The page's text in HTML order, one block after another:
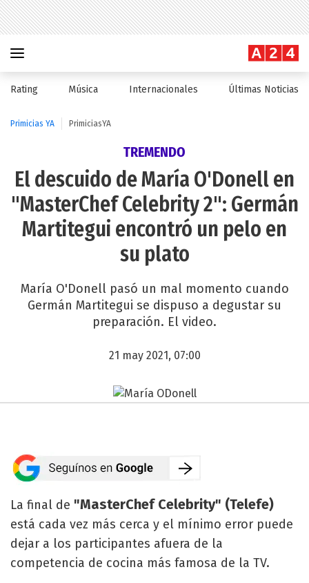
Rating Música Internacionales Últimas Noticias
Primicias YA PrimiciasYA
TREMENDO
El descuido de María O'Donell en
"MasterChef Celebrity 2": Germán
Martitegui encontró un pelo en
su plato
María O'Donell pasó un mal momento cuando
Germán Martitegui se dispuso a degustar su
preparación. El video.
21 may 2021, 07:00
La final de "MasterChef Celebrity" (Telefe)
está cada vez más cerca y el mínimo error puede
dejar a los participantes afuera de la
competencia de cocina más famosa de la TV.